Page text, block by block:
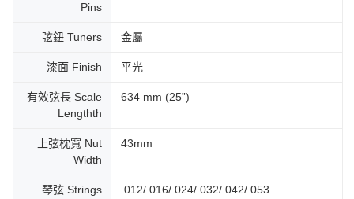
Pins
弦鈕 Tuners 金屬
漆面 Finish 平光
有效弦長 Scale
Lengthth
634 mm (25”)
上弦枕寬 Nut
Width
43mm
琴弦 Strings .012/.016/.024/.032/.042/.053